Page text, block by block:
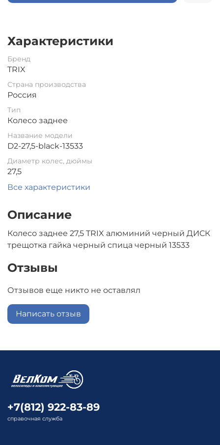
Характеристики
Бренд
TRIX
Страна производства
Россия
Тип
Колесо заднее
Название модели
D2-27,5-black-13533
Диаметр колес, дюймы
27,5
Все характеристики
Описание
Колесо заднее 27,5 TRIX алюминий черный ДИСК
трещотка гайка черный спица черный 13533
Отзывы
Отзывов еще никто не оставлял
Написать отзыв
+7(812) 922-83-89
справочная служба